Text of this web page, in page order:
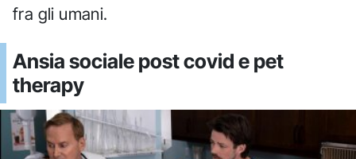
fra gli umani.
Ansia sociale post covid e pet
therapy